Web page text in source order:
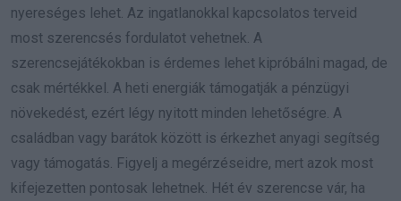
nyereséges lehet. Az ingatlanokkal kapcsolatos terveid
most szerencsés fordulatot vehetnek. A
szerencsejátékokban is érdemes lehet kipróbálni magad, de
csak mértékkel. A heti energiák támogatják a pénzügyi
növekedést, ezért légy nyitott minden lehetőségre. A
családban vagy barátok között is érkezhet anyagi segítség
vagy támogatás. Figyelj a megérzéseidre, mert azok most
kifejezetten pontosak lehetnek. Hét év szerencse vár, ha